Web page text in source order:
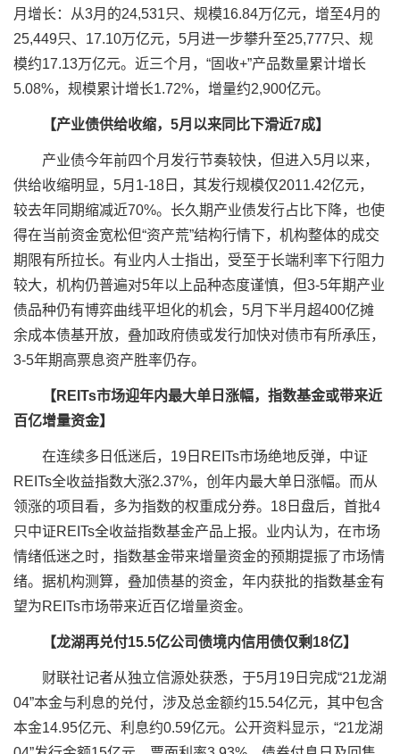
月增长：从3月的24,531只、规模16.84万亿元，增至4月的
25,449只、17.10万亿元，5月进一步攀升至25,777只、规
模约17.13万亿元。近三个月，“固收+”产品数量累计增长
5.08%，规模累计增长1.72%，增量约2,900亿元。
【产业债供给收缩，5月以来同比下滑近7成】
产业债今年前四个月发行节奏较快，但进入5月以来，
供给收缩明显，5月1-18日，其发行规模仅2011.42亿元，
较去年同期缩减近70%。长久期产业债发行占比下降，也使
得在当前资金宽松但“资产荒”结构行情下，机构整体的成交
期限有所拉长。有业内人士指出，受至于长端利率下行阻力
较大，机构仍普遍对5年以上品种态度谨慎，但3-5年期产业
债品种仍有博弈曲线平坦化的机会，5月下半月超400亿摊
余成本债基开放，叠加政府债或发行加快对债市有所承压，
3-5年期高票息资产胜率仍存。
【REITs市场迎年内最大单日涨幅，指数基金或带来近
百亿增量资金】
在连续多日低迷后，19日REITs市场绝地反弹，中证
REITs全收益指数大涨2.37%，创年内最大单日涨幅。而从
领涨的项目看，多为指数的权重成分券。18日盘后，首批4
只中证REITs全收益指数基金产品上报。业内认为，在市场
情绪低迷之时，指数基金带来增量资金的预期提振了市场情
绪。据机构测算，叠加债基的资金，年内获批的指数基金有
望为REITs市场带来近百亿增量资金。
【龙湖再兑付15.5亿公司债境内信用债仅剩18亿】
财联社记者从独立信源处获悉， 于5月19日完成“21龙湖
04”本金与利息的兑付，涉及总金额约15.54亿元，其中包含
本金14.95亿元、利息约0.59亿元。公开资料显示，“21龙湖